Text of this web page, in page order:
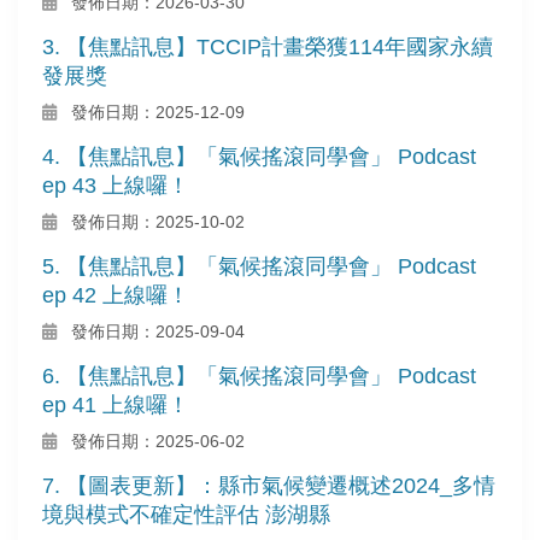
3. 【焦點訊息】TCCIP計畫榮獲114年國家永續
發展獎
發佈日期：2025-12-09
4. 【焦點訊息】「氣候搖滾同學會」 Podcast
ep 43 上線囉！
發佈日期：2025-10-02
5. 【焦點訊息】「氣候搖滾同學會」 Podcast
ep 42 上線囉！
發佈日期：2025-09-04
6. 【焦點訊息】「氣候搖滾同學會」 Podcast
ep 41 上線囉！
發佈日期：2025-06-02
7. 【圖表更新】：縣市氣候變遷概述2024_多情
境與模式不確定性評估 澎湖縣